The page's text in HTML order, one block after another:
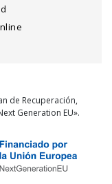
de Recuperación,
Generation EU».